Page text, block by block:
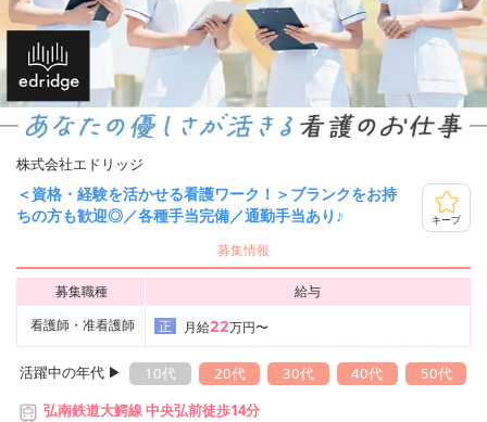
株式会社エドリッジ
＜資格・経験を活かせる看護ワーク！＞ブランクをお持
ちの方も歓迎◎／各種手当完備／通勤手当あり♪
キープ
募集情報
募集職種
給与
看護師・准看護師
正 月給22万円〜
活躍中の年代 ▶︎ 10代 20代 30代 40代
50代
弘南鉄道大鰐線 中央弘前徒歩14分